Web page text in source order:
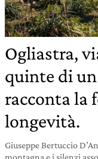
Ogliastra,
quinte di
racconta la
longevità.
Giuseppe Bertuccio
montagna e i silenzi